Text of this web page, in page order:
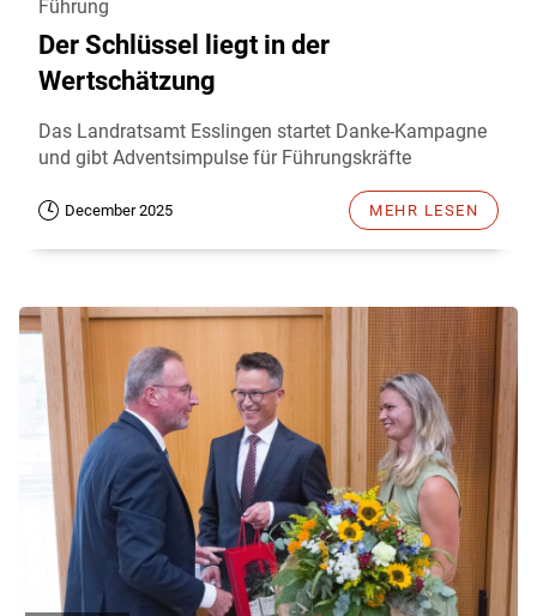
Führung
Der Schlüssel liegt in der
Wertschätzung
Das Landratsamt Esslingen startet Danke-Kampagne
und gibt Adventsimpulse für Führungskräfte
December 2025 MEHR LESEN